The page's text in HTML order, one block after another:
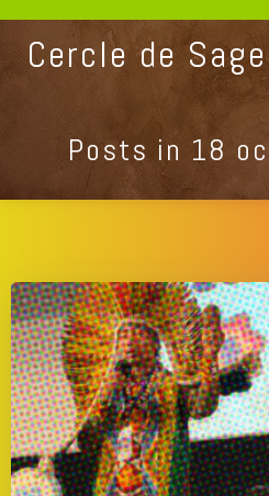
Aller
contenuCercle de
Posts in 18